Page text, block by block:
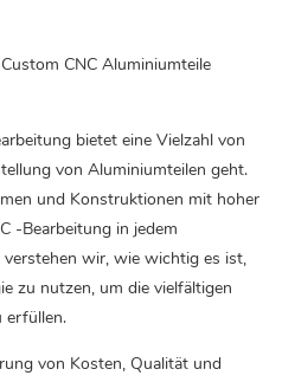
CNC Aluminiumteile
bietet eine Vielzahl von
von Aluminiumteilen geht.
und Konstruktionen mit hoher
-Bearbeitung in jedem
verstehen wir, wie wichtig es ist,
zu nutzen, um die vielfältigen
erfüllen.
von Kosten, Qualität und